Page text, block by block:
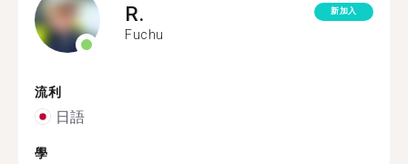
R.
Fuchu
新加入
流利
日語
學